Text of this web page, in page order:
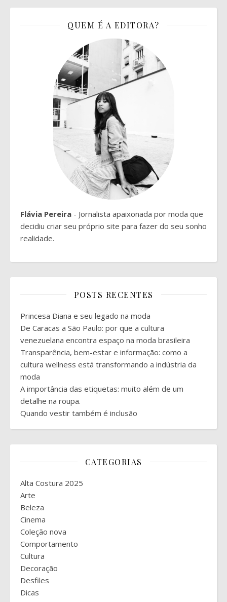
QUEM É A EDITORA?
Flávia Pereira - Jornalista apaixonada por moda que
decidiu criar seu próprio site para fazer do seu sonho
realidade.
POSTS RECENTES
Princesa Diana e seu legado na moda
De Caracas a São Paulo: por que a cultura
venezuelana encontra espaço na moda brasileira
Transparência, bem-estar e informação: como a
cultura wellness está transformando a indústria da
moda
A importância das etiquetas: muito além de um
detalhe na roupa.
Quando vestir também é inclusão
CATEGORIAS
Alta Costura 2025
Arte
Beleza
Cinema
Coleção nova
Comportamento
Cultura
Decoração
Desfiles
Dicas